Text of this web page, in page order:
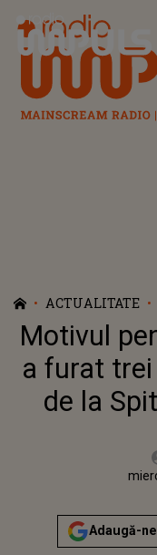
Radio Impuls
ACTUALITATE
Motivul
a furat
de la
Adaugă-